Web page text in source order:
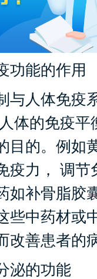
能的作用
人体免疫
体的免疫平
目的。例如
疫力， 调节
如补骨脂胶
些中药材或
改善患者的
的功能